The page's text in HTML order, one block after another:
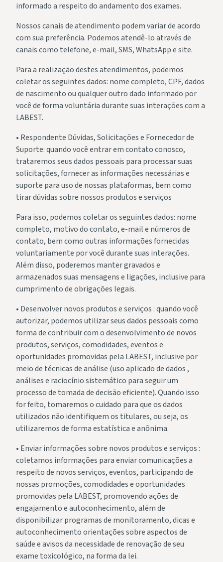
informado a respeito do andamento dos exames.
Nossos canais de atendimento podem variar de acordo
com sua preferência. Podemos atendê-lo através de
canais como telefone, e-mail, SMS, WhatsApp e site.
Para a realização destes atendimentos, podemos
coletar os seguintes dados: nome completo, CPF, dados
de nascimento ou qualquer outro dado informado por
você de forma voluntária durante suas interações com a
LABEST.
• Respondente Dúvidas, Solicitações e Fornecedor de
Suporte: quando você entrar em contato conosco,
trataremos seus dados pessoais para processar suas
solicitações, fornecer as informações necessárias e
suporte para uso de nossas plataformas, bem como
tirar dúvidas sobre nossos produtos e serviços
Para isso, podemos coletar os seguintes dados: nome
completo, motivo do contato, e-mail e números de
contato, bem como outras informações fornecidas
voluntariamente por você durante suas interações.
Além disso, poderemos manter gravados e
armazenados suas mensagens e ligações, inclusive para
cumprimento de obrigações legais.
• Desenvolver novos produtos e serviços : quando você
autorizar, podemos utilizar seus dados pessoais como
forma de contribuir com o desenvolvimento de novos
produtos, serviços, comodidades, eventos e
oportunidades promovidas pela LABEST, inclusive por
meio de técnicas de análise (uso aplicado de dados ,
análises e raciocínio sistemático para seguir um
processo de tomada de decisão eficiente). Quando isso
for feito, tomaremos o cuidado para que os dados
utilizados não identifiquem os titulares, ou seja, os
utilizaremos de forma estatística e anônima.
• Enviar informações sobre novos produtos e serviços :
coletamos informações para enviar comunicações a
respeito de novos serviços, eventos, participando de
nossas promoções, comodidades e oportunidades
promovidas pela LABEST, promovendo ações de
engajamento e autoconhecimento, além de
disponibilizar programas de monitoramento, dicas e
autoconhecimento orientações sobre aspectos de
saúde e avisos da necessidade de renovação de seu
exame toxicológico, na forma da lei.